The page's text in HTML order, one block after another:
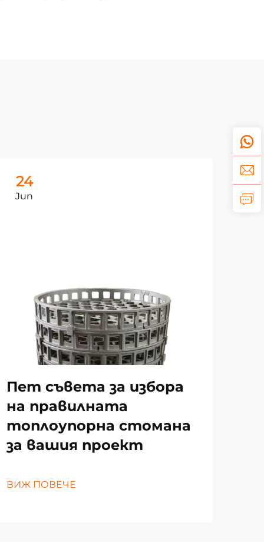
24
Jun
Пет съвета за избора
на правилната
топлоупорна стомана
за вашия проект
ВИЖ ПОВЕЧЕ